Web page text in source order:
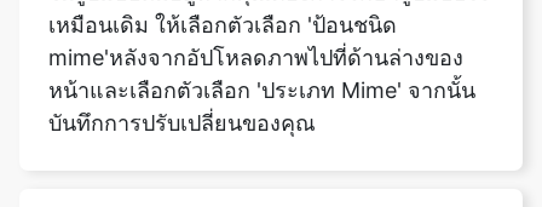
หน้าและเลือกตัวเลือก 'ประเภท Mime' จากนั้น
บันทึกการปรับเปลี่ยนของคุณ